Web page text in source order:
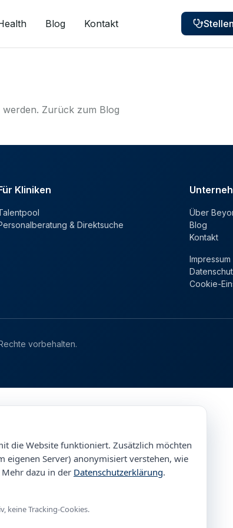
Blog Kontakt
Zurück zum Blog
Kliniken
& Direktsuche
Über
Blog
Kontakt
Impressum
Cookie-
vorbehalten.
die Website funktioniert. Zusätzlich möchten
eigenen Server) anonymisiert verstehen, wie
dazu in der Datenschutzerklärung.
keine Tracking-Cookies.